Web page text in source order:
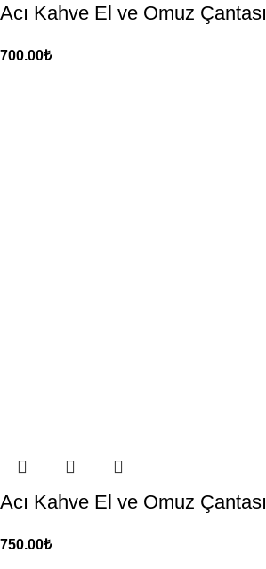
Acı Kahve El ve Omuz Çantası
700.00₺
Acı Kahve El ve Omuz Çantası
750.00₺